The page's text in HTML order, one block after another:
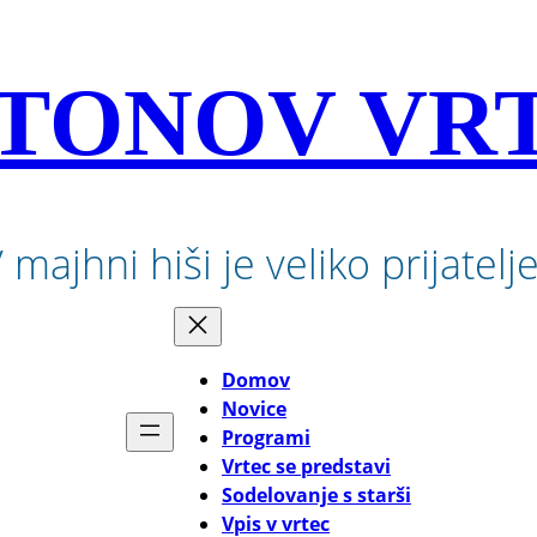
majhni hiši je veliko
Domov
Novice
Programi
Vrtec se predstavi
Sodelovanje s starši
Vpis v vrtec